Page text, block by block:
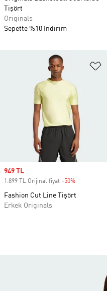
Tişört
Originals
Sepette %10 İndirim
Sale price
949 TL
1.899 TL Orijinal fiyat -50%
Fashion Cut Line Tişört
Erkek Originals